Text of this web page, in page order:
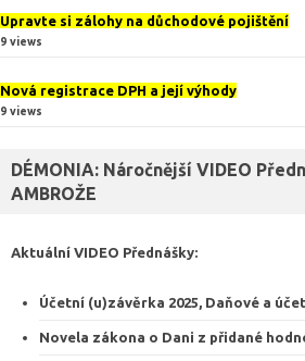
Upravte si zálohy na důchodové pojištění
9 views
Nová registrace DPH a její výhody
9 views
DÉMONIA: Náročnější VIDEO
AMBROŽE
Aktuální VIDEO Přednášky:
Účetní (u)závěrka 2025, Daňové a
Novela zákona o Dani z přidané